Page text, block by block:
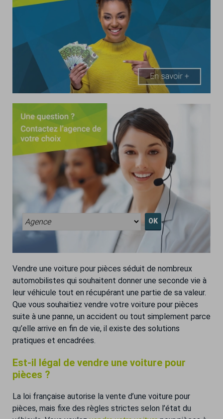
Vendre une voiture pour pièces séduit de nombreux
automobilistes qui souhaitent donner une seconde vie à
leur véhicule tout en récupérant une partie de sa valeur.
Que vous souhaitiez vendre votre voiture pour pièces
suite à une panne, un accident ou tout simplement parce
qu’elle arrive en fin de vie, il existe des solutions
pratiques et encadrées.
Est-il légal de vendre une voiture pour
pièces ?
La loi française autorise la vente d’une voiture pour
pièces, mais fixe des règles strictes selon l’état du
OK